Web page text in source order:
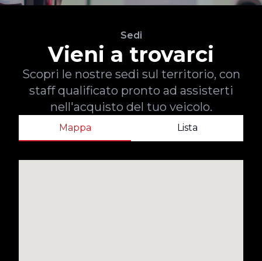
Sedi
Vieni a trovarci
Scopri le nostre sedi sul territorio, con
staff qualificato pronto ad assisterti
nell'acquisto del tuo veicolo.
Mappa Lista